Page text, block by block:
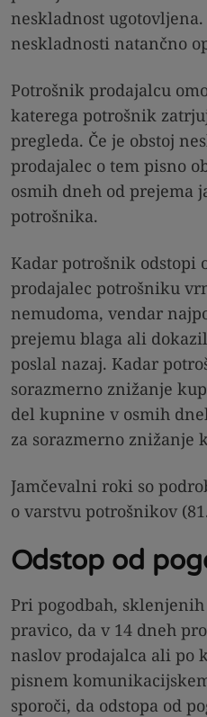
neskladnost
neskladnosti natančno
Potrošnik prodajalcu
katerega potrošnik
pregleda. Če je obstoj
prodajalec o tem pisno
osmih dneh od prejema
potrošnika.
Kadar potrošnik odstopi
prodajalec potrošniku
nemudoma, vendar
prejemu blaga ali
poslal nazaj. Kadar
sorazmerno znižanje
del kupnine v osmih
za sorazmerno znižanje
Jamčevalni roki so
o varstvu potrošnikov
Odstop od
Pri pogodbah,
pravico, da v 14 dneh
naslov prodajalca ali po
pisnem
sporoči, da odstopa od